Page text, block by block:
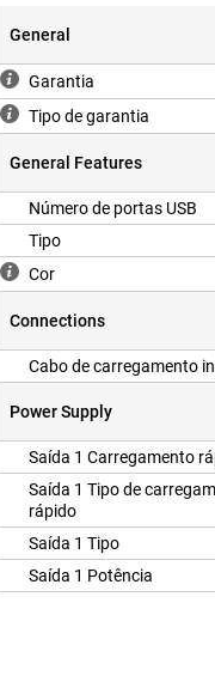
General
Garantia
Tipo de garantia
General Features
Número de portas USB
Tipo
Cor
Connections
Cabo de carregamento
Power Supply
Saída 1 Carregamento
Saída 1 Tipo de
rápido
Saída 1 Tipo
Saída 1 Potência